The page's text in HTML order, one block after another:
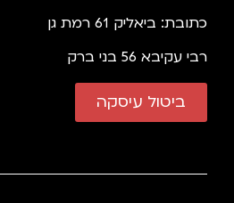
כתובת: ביאליק 61 רמת גן
רבי עקיבא 56 בני ברק
ביטול עיסקה